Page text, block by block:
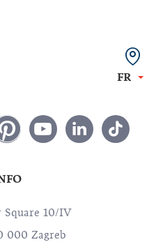
FR
10/IV
000 Zagreb